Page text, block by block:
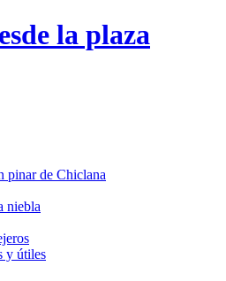
la plaza
pinar de Chiclana
niebla
y útiles